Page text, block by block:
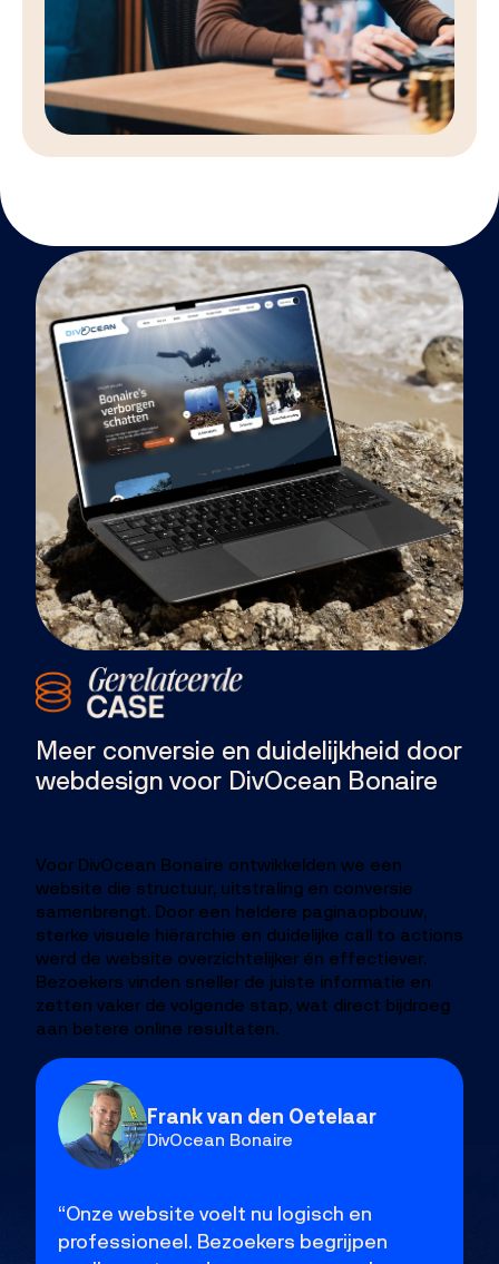
Meer conversie en duidelijkheid door
webdesign voor DivOcean Bonaire
Voor DivOcean Bonaire ontwikkelden we een
website die structuur, uitstraling en conversie
samenbrengt. Door een heldere paginaopbouw,
sterke visuele hiërarchie en duidelijke call to actions
werd de website overzichtelijker én effectiever.
Bezoekers vinden sneller de juiste informatie en
zetten vaker de volgende stap, wat direct bijdroeg
aan betere online resultaten.
Frank van den Oetelaar
DivOcean Bonaire
“Onze website voelt nu logisch en
professioneel. Bezoekers begrijpen